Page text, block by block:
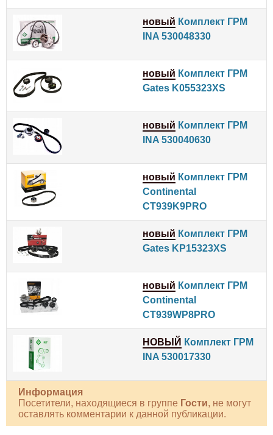
новый Комплект ГРМ
INA 530048330
новый Комплект ГРМ
Gates K055323XS
новый Комплект ГРМ
INA 530040630
новый Комплект ГРМ
Continental
CT939K9PRO
новый Комплект ГРМ
Gates KP15323XS
новый Комплект ГРМ
Continental
CT939WP8PRO
НОВЫЙ Комплект ГРМ
INA 530017330
Информация
Посетители, находящиеся в группе Гости, не могут
оставлять комментарии к данной публикации.